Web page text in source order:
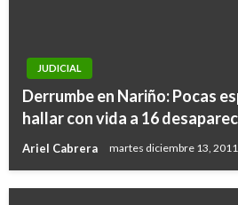
JUDICIAL
Derrumbe en Nariño: Pocas
hallar con vida a 16
Ariel Cabrera martes diciembre 13, 2011